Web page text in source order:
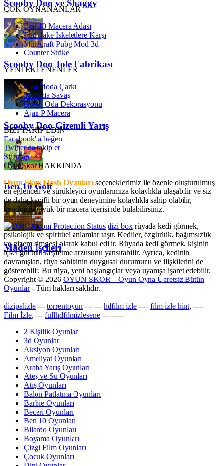
Scooby Doo ve Shaggy
Scooby Doo Jole Fabrikası
Scooby Doo Gizemli Yarış
Ben 10 Golf
Maden İşçileri
ÇOK OYNANANLAR
Ben 10 Macera Adası
Finn Jake İskeletlere Karşı
Minecraft Pubg Mod 3d
Counter Strike
YENİ EKLENENLER
Elsa Moda Çarkı
Metroda Savaş
Gwen Oda Dekorasyonu
Ajan P Macera
BİZİ TAKİP EDİN
Facebook'ta beğen
Twitter'da takip et
Sitemap
OyunSkor HAKKINDA
Oyun Skor Flash Oyunları seçeneklerimiz ile özenle oluşturulmuş
en eğlenceli ve sürükleyici oyunlarımıza kolaylıkla ulaşabilir ve siz
de daha keyifli bir oyun deneyimine kolaylıkla sahip olabilir,
kendinizi büyük bir macera içerisinde bulabilirsiniz.
dizi box rüyada kedi görmek​,
psikolojik ve spiritüel anlamlar taşır. Kediler, özgürlük, bağımsızlık
ve gizem simgesi olarak kabul edilir. Rüyada kedi görmek, kişinin
içsel gücünü keşfetme arzusunu yansıtabilir. Ayrıca, kedinin
davranışları, rüya sahibinin duygusal durumunu ve ilişkilerini de
gösterebilir. Bu rüya, yeni başlangıçlar veya uyanışa işaret edebilir.
Copyright © 2026 OYUN SKOR – Oyun Oyna Ücretsiz Bütün
Oyunlar- Tüm hakları saklıdır.
dizipalizle --- torrentoyun --- --- hdfilm izle ---- film izle hint, ----
Film İzle, --- fullhdfilmizlesene --- -----
2 Kişilik Oyunlar
3d Oyunlar
Aksiyon Oyunları
Ameliyat Oyunları
Araba Yarış Oyunları
Ateş ve Su Oyunları
Atış Oyunları
Balon Patlatma Oyunları
Barbie Oyunları
Beceri Oyunları
Ben 10 Oyunları
Bilardo Oyunları
Boyama Oyunları
Çizgi Film Oyunları
Çocuk Oyunları